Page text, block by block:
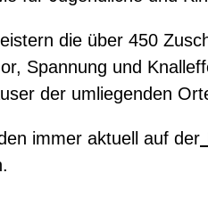
die über 450
Spannung und
der umliegenden
immer aktuell auf der